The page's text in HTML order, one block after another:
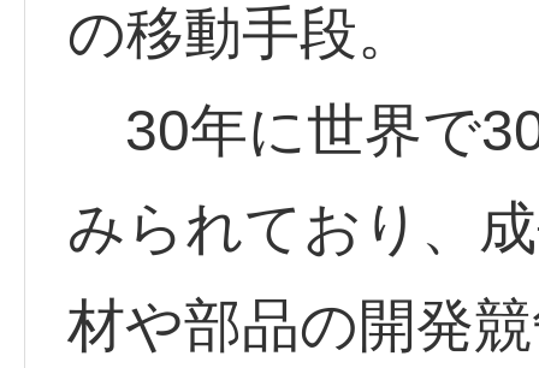
の移動手段。
30年に世界で
みられており、
材や部品の開発